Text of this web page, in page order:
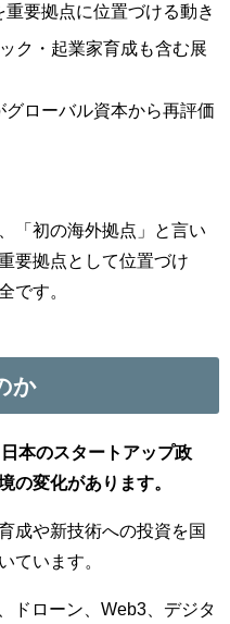
要拠点に位置づける動き
ク・起業家育成も含む展
ローバル資本から再評価
「初の海外拠点」と言い
要拠点として位置づけ
です。
か
本のスタートアップ政
の変化があります。
成や新技術への投資を国
ています。
ドローン、Web3、デジタ